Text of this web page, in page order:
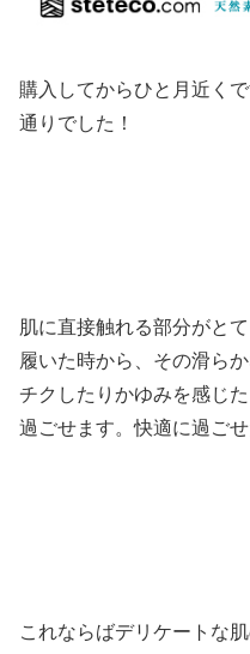
購入してからひと月近く
通りでした！
肌に直接触れる部分がと
履いた時から、その滑ら
チクしたりかゆみを感じ
過ごせます。快適に過ご
これならばデリケートな